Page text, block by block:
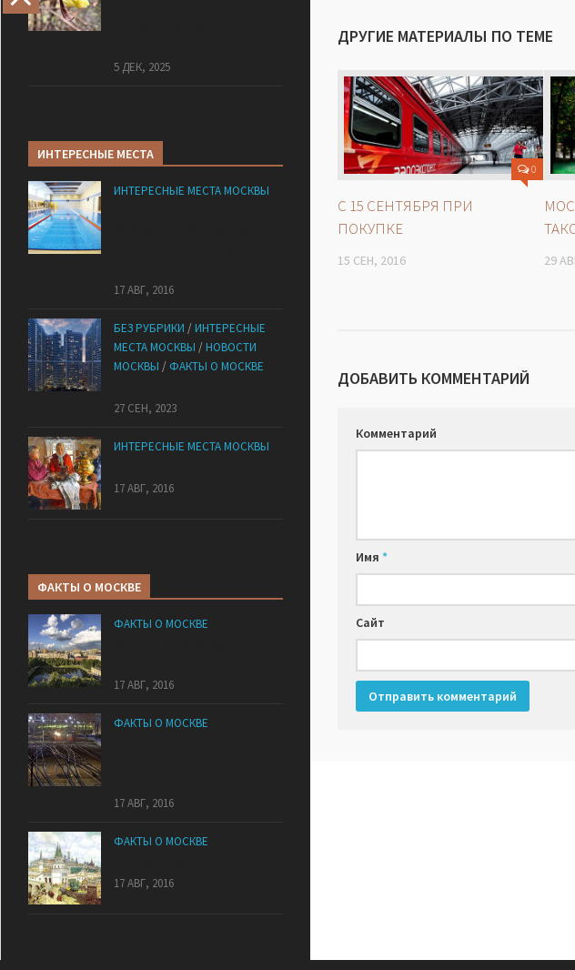
ДРУГИЕ МАТЕРИАЛЫ ПО ТЕМЕ
0
С 15 СЕНТЯБРЯ ПРИ
ПОКУПКЕ
15 СЕН, 2016 29
ДОБАВИТЬ КОММЕНТАРИЙ
Комментарий
Имя *
Сайт
5 ДЕК, 2025
ИНТЕРЕСНЫЕ МЕСТА
ИНТЕРЕСНЫЕ МЕСТА МОСКВЫ
17 АВГ, 2016
БЕЗ РУБРИКИ /ИНТЕРЕСНЫЕ
МЕСТА МОСКВЫ /НОВОСТИ
МОСКВЫ / ФАКТЫ О МОСКВЕ
27 СЕН, 2023
ИНТЕРЕСНЫЕ МЕСТА МОСКВЫ
17 АВГ, 2016
ФАКТЫ О МОСКВЕ
ФАКТЫ О МОСКВЕ
17 АВГ, 2016
ФАКТЫ О МОСКВЕ
17 АВГ, 2016
ФАКТЫ О МОСКВЕ
17 АВГ, 2016